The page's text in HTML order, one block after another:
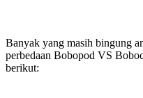
Banyak yang masih bingung
perbedaan Bobopod VS
berikut: